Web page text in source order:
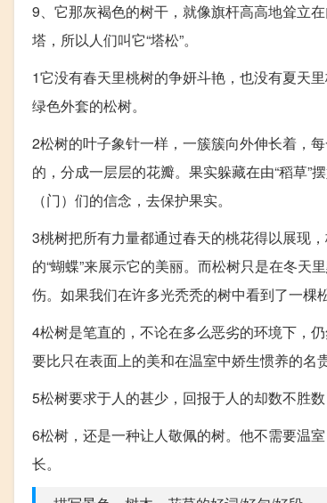
9、它那灰褐色的树干，就像旗杆高高地耸立
塔，所以人们叫它“塔松”。
1它没有春天里桃树的争妍斗艳，也没有夏天
绿色外套的松树。
2松树的叶子象针一样，一簇簇向外伸长着，
的，分成一层层的花瓣。果实躲藏在由“稻草”
（门）们的信念，去保护果实。
3桃树把所有力量都通过春天的桃花得以展现
的“蝴蝶”来展示它的美丽。而松树只是在冬
伤。如果我们在许多光秃秃的树中看到了一棵
4松树是笔直的，不论在多么恶劣的环境下，
要比只在表面上的美和在温室中娇生惯养的名
5松树要求于人的甚少，回报于人的却数不胜
6松树，还是一种让人敬佩的树。他不需要温
长。